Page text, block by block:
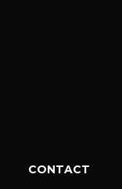
CONTACT